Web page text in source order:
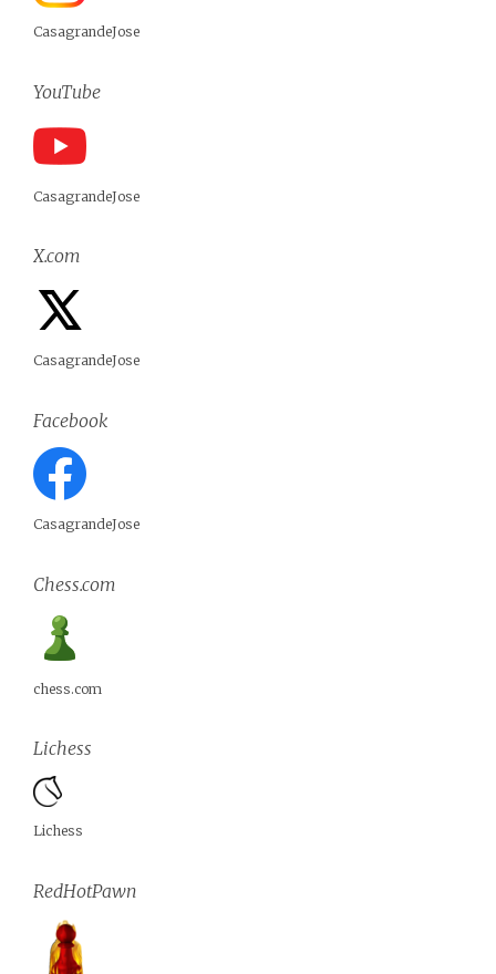
CasagrandeJose
YouTube
CasagrandeJose
X.com
CasagrandeJose
Facebook
CasagrandeJose
Chess.com
chess.com
Lichess
Lichess
RedHotPawn